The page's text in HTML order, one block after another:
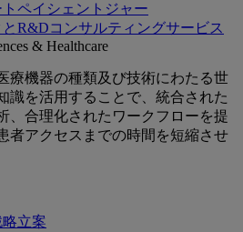
ペイシェントジャー
R&Dコンサルティングサービス
& Healthcare
療機器の種類及び技術にわたる世
識を活用することで、統合された
、合理化されたワークフローを提
者アクセスまでの時間を短縮させ
立案